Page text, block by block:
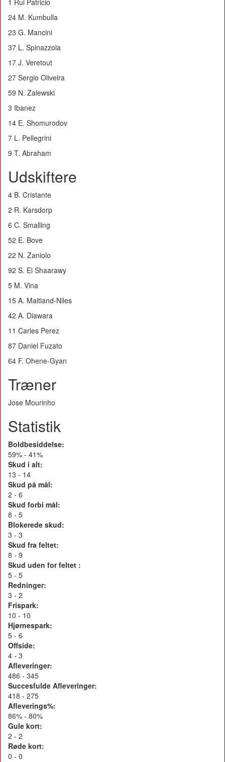
1 Rui Patricio
24 M. Kumbulla
23 G. Mancini
37 L. Spinazzola
17 J. Veretout
27 Sergio Oliveira
59 N. Zalewski
3 Ibanez
14 E. Shomurodov
7 L. Pellegrini
9 T. Abraham
Udskiftere
4 B. Cristante
2 R. Karsdorp
6 C. Smalling
52 E. Bove
22 N. Zaniolo
92 S. El Shaarawy
5 M. Vina
15 A. Maitland-Niles
42 A. Diawara
11 Carles Perez
87 Daniel Fuzato
64 F. Ohene-Gyan
Træner
Jose Mourinho
Statistik
Boldbesiddelse:
59% - 41%
Skud i alt:
13 - 14
Skud på mål:
2 - 6
Skud forbi mål:
8 - 5
Blokerede skud:
3 - 3
Skud fra feltet:
8 - 9
Skud uden for feltet :
5 - 5
Redninger:
3 - 2
Frispark:
10 - 10
Hjørnespark:
5 - 6
Offside:
4 - 3
Afleveringer:
486 - 345
Succesfulde Afleveringer:
418 - 275
Afleverings%:
86% - 80%
Gule kort:
2 - 2
Røde kort:
0 - 0